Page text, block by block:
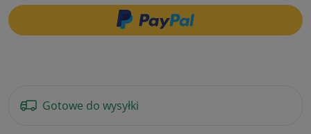
Gotowe do wysyłki